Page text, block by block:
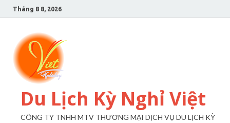
Tháng 8 8, 2026
Du Lịch Kỳ Nghỉ Việt
CÔNG TY TNHH MTV THƯƠNG MẠI DỊCH VỤ DU LỊCH KỲ